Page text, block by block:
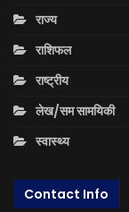
राज्य
राशिफल
राष्ट्रीय
लेख/सम सामयिकी
स्वास्थ्य
Contact Info